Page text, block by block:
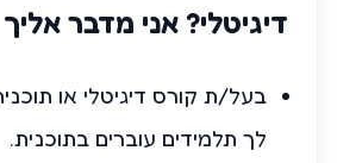
דיגיטלי? אני מדבר אליך
בעל/ת קורס דיגיטלי או
לך תלמידים עוברים בתוכנית.